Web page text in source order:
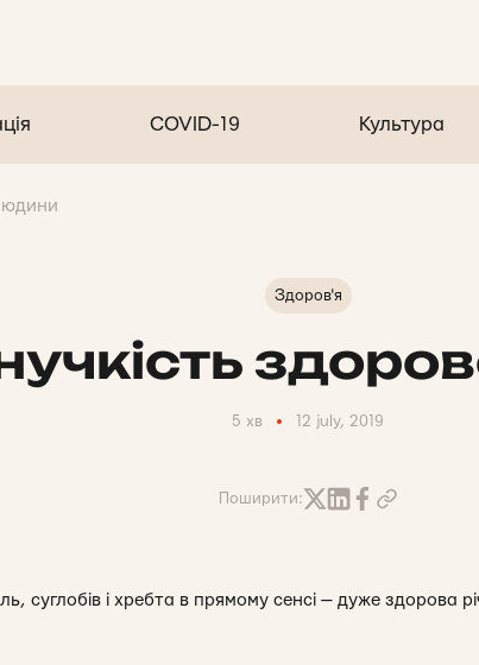
COVID-19 Культура
Здоров'я
5 хв 12 july, 2019
Поширити:
суглобів і хребта в прямому сенсі — дуже